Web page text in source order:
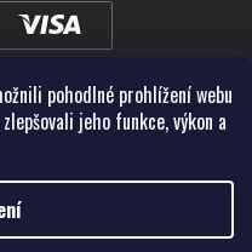
pohodlné prohlížení webu
jeho funkce, výkon a